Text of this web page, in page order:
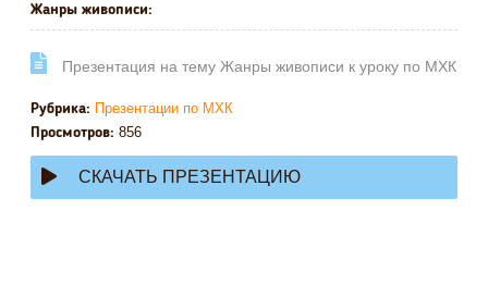
Жанры живописи:
Презентация на тему Жанры живописи к уроку по МХК
Рубрика: Презентации по МХК
Просмотров: 856
СКАЧАТЬ ПРЕЗЕНТАЦИЮ